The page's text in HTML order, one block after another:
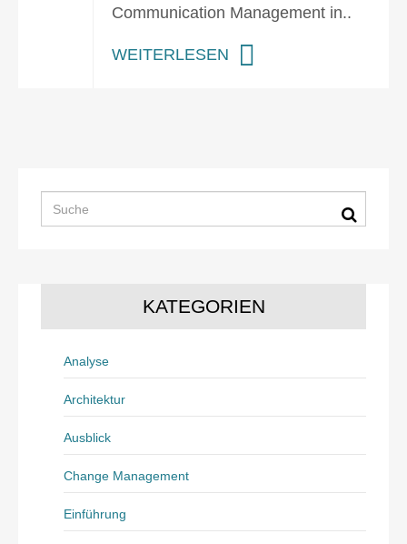
Communication Management in..
WEITERLESEN
KATEGORIEN
Analyse
Architektur
Ausblick
Change Management
Einführung